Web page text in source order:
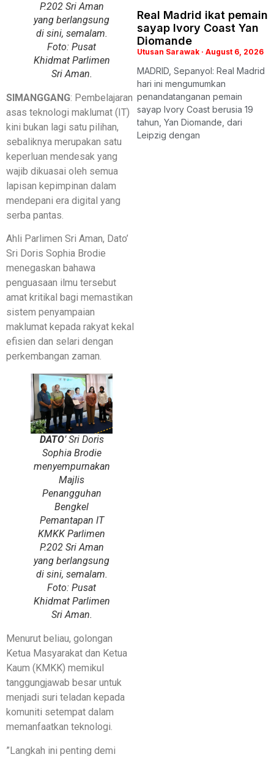
P.202 Sri Aman
yang berlangsung
di sini, semalam.
Foto: Pusat
Khidmat Parlimen
Sri Aman.
SIMANGGANG: Pembelajaran
asas teknologi maklumat (IT)
kini bukan lagi satu pilihan,
sebaliknya merupakan satu
keperluan mendesak yang
wajib dikuasai oleh semua
lapisan kepimpinan dalam
mendepani era digital yang
serba pantas.
​Ahli Parlimen Sri Aman, Dato’
Sri Doris Sophia Brodie
menegaskan bahawa
penguasaan ilmu tersebut
amat kritikal bagi memastikan
sistem penyampaian
maklumat kepada rakyat kekal
efisien dan selari dengan
perkembangan zaman.
DATO’ Sri Doris
Sophia Brodie
menyempurnakan
Majlis
Penangguhan
Bengkel
Pemantapan IT
KMKK Parlimen
P.202 Sri Aman
yang berlangsung
di sini, semalam.
Foto: Pusat
Khidmat Parlimen
Sri Aman.
​Menurut beliau, golongan
Ketua Masyarakat dan Ketua
Kaum (KMKK) memikul
tanggungjawab besar untuk
menjadi suri teladan kepada
komuniti setempat dalam
memanfaatkan teknologi.
​”Langkah ini penting demi
Real Madrid ikat pemain
sayap Ivory Coast Yan
Diomande
Utusan Sarawak August 6, 2026
MADRID, Sepanyol: Real Madrid
hari ini mengumumkan
penandatanganan pemain
sayap Ivory Coast berusia 19
tahun, Yan Diomande, dari
Leipzig dengan